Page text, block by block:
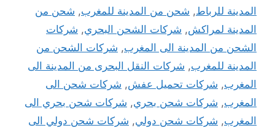
المدينة للرباط, شحن من المدينة للمغرب, شحن من
المدينة لمراكش, شركات الشحن البحري, شركات
الشحن من المدينة الى المغرب, شركات الشحن من
المدينة للمغرب, شركات النقل البحرى من المدينة الى
المغرب, شركات تحميل عفش, شركات شحن الى
المغرب, شركات شحن بحري, شركات شحن بحري الى
المغرب, شركات شحن دولي, شركات شحن دولي الى